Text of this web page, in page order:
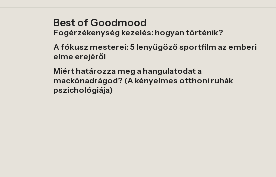
Best of Goodmood
Fogérzékenység kezelés: hogyan történik?
A fókusz mesterei: 5 lenyűgöző sportfilm az emberi
elme erejéről
Miért határozza meg a hangulatodat a
mackónadrágod? (A kényelmes otthoni ruhák
pszichológiája)